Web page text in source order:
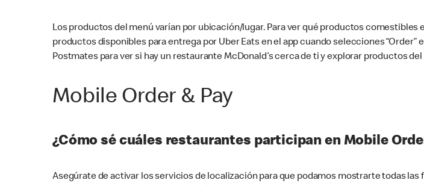
Los productos del menú varían por ubicación/lugar. Para ver qué productos
productos disponibles para entrega por Uber Eats en el app cuando selecciones
Postmates para ver si hay un restaurante McDonald’s cerca de ti y explorar productos
Mobile Order & Pay
¿Cómo sé cuáles restaurantes participan en Mobile
Asegúrate de activar los servicios de localización para que podamos mostrarte todas